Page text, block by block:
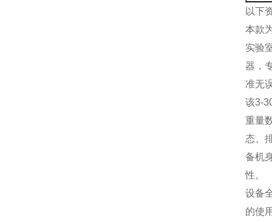
以下
本款
实验
器，
准无
该3-
重量
态、
备机
性。
设备
的使